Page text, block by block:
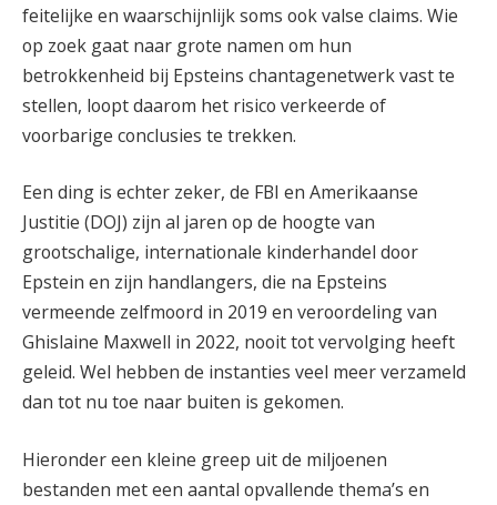
feitelijke en waarschijnlijk soms ook valse claims. Wie
op zoek gaat naar grote namen om hun
betrokkenheid bij Epsteins chantagenetwerk vast te
stellen, loopt daarom het risico verkeerde of
voorbarige conclusies te trekken.
Een ding is echter zeker, de FBI en Amerikaanse
Justitie (DOJ) zijn al jaren op de hoogte van
grootschalige, internationale kinderhandel door
Epstein en zijn handlangers, die na Epsteins
vermeende zelfmoord in 2019 en veroordeling van
Ghislaine Maxwell in 2022, nooit tot vervolging heeft
geleid. Wel hebben de instanties veel meer verzameld
dan tot nu toe naar buiten is gekomen.
Hieronder een kleine greep uit de miljoenen
bestanden met een aantal opvallende thema’s en